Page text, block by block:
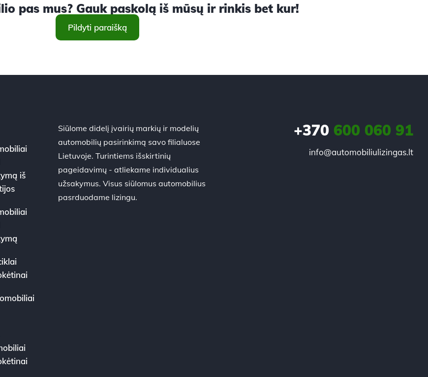
pas mus? Gauk paskolą iš mūsų ir rinkis bet kur!
Pildyti paraišką
iš
Siūlome didelį įvairių markių ir modelių
automobilių pasirinkimą savo filialuose
Lietuvoje. Turintiems išskirtinių
pageidavimų - atliekame individualius
užsakymus. Visus siūlomus automobilius
pasrduodame lizingu.
+370600 060 91
info@automobiliulizingas.lt